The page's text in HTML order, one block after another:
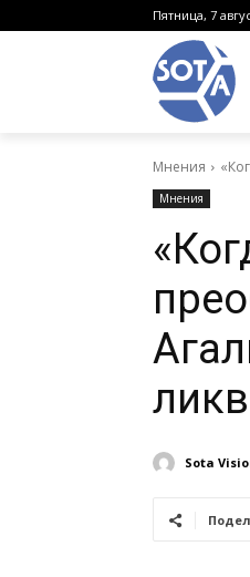
Пятница, 7
Мнения
Мнения
Sota